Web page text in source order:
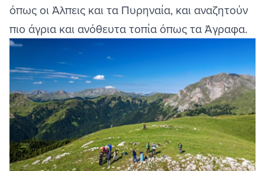
όπως οι Άλπεις και τα Πυρηναία, και αναζητούν
πιο άγρια και ανόθευτα τοπία όπως τα Άγραφα.
Image